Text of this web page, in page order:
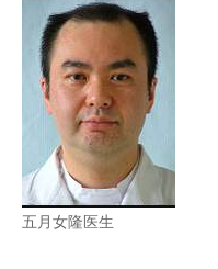
五月女隆医生